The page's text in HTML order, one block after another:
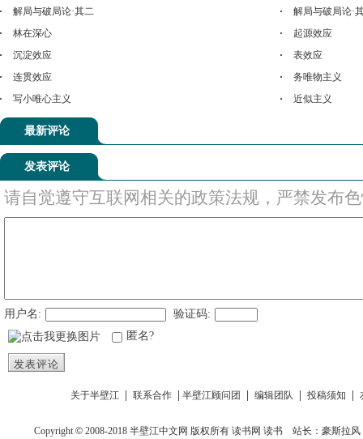
解局与破局论·其二
解局与破局论·
林在深心
起源效应
沉淀效应
表效应
连贯效应
务唯物主义
写小唯心主义
近似主义
最新评论
发表评论
请自觉遵守互联网相关的政策法规，严禁发布
用户名:
验证码:
匿名?
发表评论
关于半壁江 联系合作 半壁江顾问团 编辑团队 投稿须知
Copyright © 2008-2018半壁江中文网 版权所有读书网 读书 站长：豪斯拉风